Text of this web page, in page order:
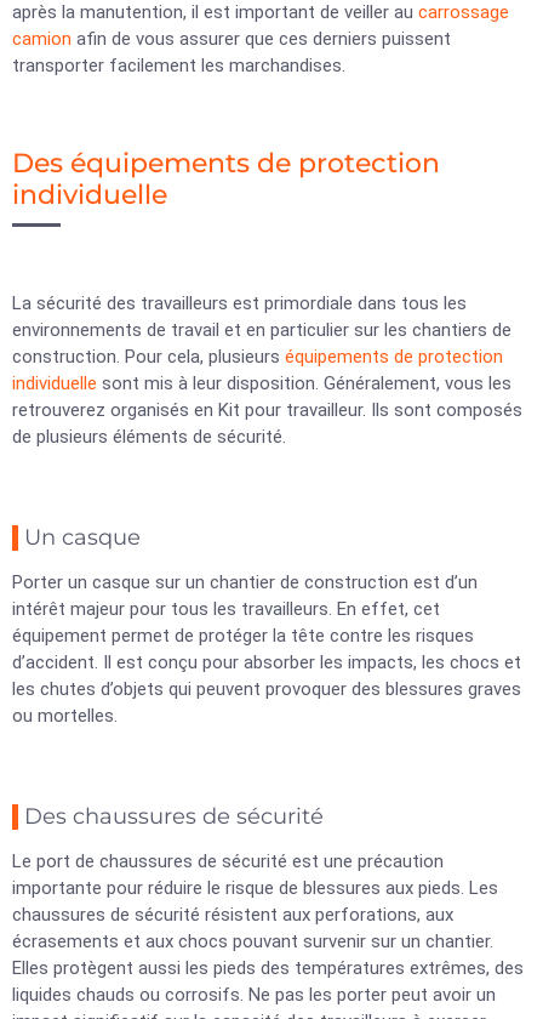
après la manutention, il est important de veiller au carrossage
camion afin de vous assurer que ces derniers puissent
transporter facilement les marchandises.
Des équipements de protection
individuelle
La sécurité des travailleurs est primordiale dans tous les
environnements de travail et en particulier sur les chantiers de
construction. Pour cela, plusieurs équipements de protection
individuelle sont mis à leur disposition. Généralement, vous les
retrouverez organisés en Kit pour travailleur. Ils sont composés
de plusieurs éléments de sécurité.
Un casque
Porter un casque sur un chantier de construction est d’un
intérêt majeur pour tous les travailleurs. En effet, cet
équipement permet de protéger la tête contre les risques
d’accident. Il est conçu pour absorber les impacts, les chocs et
les chutes d’objets qui peuvent provoquer des blessures graves
ou mortelles.
Des chaussures de sécurité
Le port de chaussures de sécurité est une précaution
importante pour réduire le risque de blessures aux pieds. Les
chaussures de sécurité résistent aux perforations, aux
écrasements et aux chocs pouvant survenir sur un chantier.
Elles protègent aussi les pieds des températures extrêmes, des
liquides chauds ou corrosifs. Ne pas les porter peut avoir un